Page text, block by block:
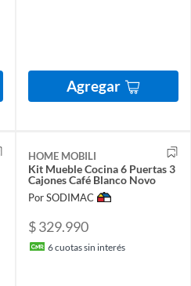
Agregar
HOME MOBILI
Kit Mueble Cocina 6 Puertas 3
Cajones Café Blanco Novo
Por SODIMAC
$ 329.990
6cuotas sin interés